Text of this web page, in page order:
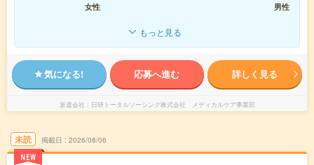
女性
男性
もっと見る
気になる! 応募へ進む 詳しく見る
派遣会社 日研トータルソーシング株式会社 メディカルケア事業部
未読
NEW
掲載日 2026/08/06